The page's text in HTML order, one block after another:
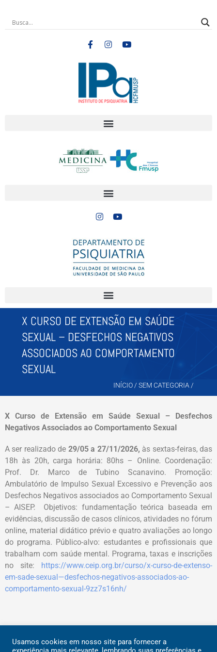
X CURSO DE EXTENSÃO EM SAÚDE
SEXUAL – DESFECHOS NEGATIVOS
ASSOCIADOS AO COMPORTAMENTO
SEXUAL
INÍCIO / SEM CATEGORIA /
X Curso de Extensão em Saúde Sexual – Desfechos
Negativos Associados ao Comportamento Sexual
A ser realizado de 29/05a 27/11/2026, às sextas-feiras, das
18h às 20h, carga horária: 80hs – Online. Coordenação:
Prof. Dr. Marco de Tubino Scanavino. Promoção:
Ambulatório de Impulso Sexual Excessivo e Prevenção aos
Desfechos Negativos associados ao Comportamento Sexual
– AISEP. Objetivos: fundamentação teórica baseada em
evidências, discussão de casos clínicos, atividades no fórum
online, material didático prévio e quatro avaliações ao longo
do programa. Público-alvo: estudantes e profissionais que
trabalham com saúde mental. Programa, taxas e inscrições
no site: https://www.ceip.org.br/curso/x-curso-de-extenso-
em-sade-sexual—desfechos-negativos-associados-ao-
comportamento-sexual-9zz7s16nh/
Rua Dr. Ovídio Pires de Campos, 785 | CEP 05403-903 | São
Usamos cookies em nosso site para fornecer a